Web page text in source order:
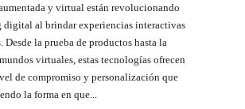
y virtual están revolucionando
digital al brindar experiencias interactivas
Desde la prueba de productos hasta la
virtuales, estas tecnologías ofrecen
de compromiso y personalización que
la forma en que...